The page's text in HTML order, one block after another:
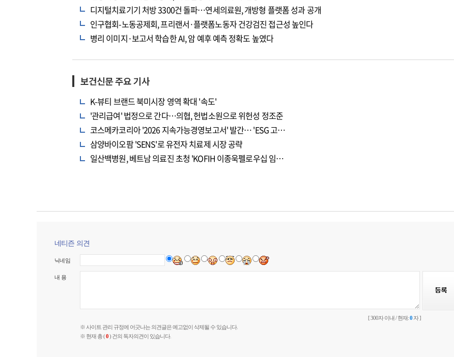
디지털치료기기 처방 3300건 돌파…연세의료원, 개방형 플랫폼 성과 공개
인구협회-노동공제회, 프리랜서·플랫폼노동자 건강검진 접근성 높인다
병리 이미지·보고서 학습한 AI, 암 예후 예측 정확도 높였다
보건신문 주요 기사
K-뷰티 브랜드 북미시장 영역 확대 '속도'
'관리급여' 법정으로 간다…의협, 헌법소원으로 위헌성 정조준
코스메카코리아 '2026 지속가능경영보고서' 발간… 'ESG 고…
삼양바이오팜 'SENS'로 유전자 치료제 시장 공략
일산백병원, 베트남 의료진 초청 'KOFIH 이종욱펠로우십 임…
네티즌 의견
닉네임
내 용
[ 300자 이내 / 현재:0 자 ]
※ 사이트 관리 규정에 어긋나는 의견글은 예고없이 삭제될 수 있습니다.
※ 현재 총 (0) 건의 독자의견이 있습니다.